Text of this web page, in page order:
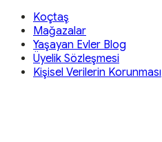
Koçtaş
Mağazalar
Yaşayan Evler Blog
Üyelik Sözleşmesi
Kişisel Verilerin Korunması